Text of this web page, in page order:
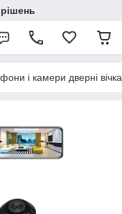
і камери дверні вічка